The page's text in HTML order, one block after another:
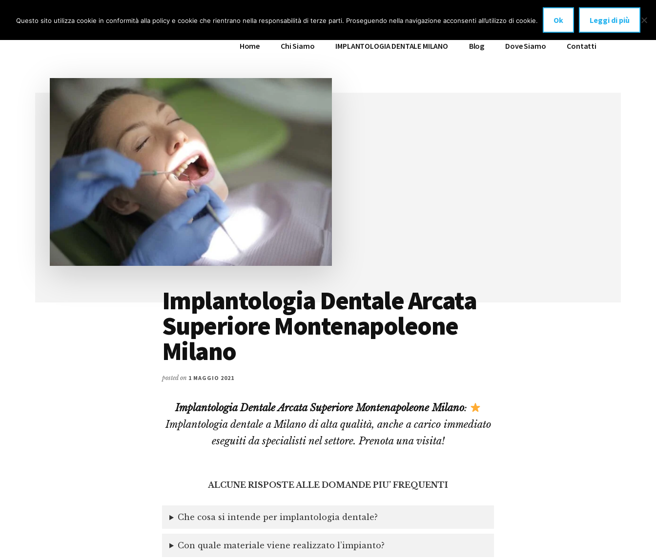
principale
menuIMPLANTOLOGIA DENTALE MILANO
carico
Home Chi Siamo IMPLANTOLOGIA DENTALE MILANO Blog Dove Siamo Contatti
Implantologia Dentale Arcata
Superiore Montenapoleone
Milano
posted on 1 MAGGIO 2021
Implantologia Dentale Arcata Superiore Montenapoleone Milano:
Implantologia dentale a Milano di alta qualità, anche a carico immediato
eseguiti da specialisti nel settore. Prenota una visita!
ALCUNE RISPOSTE ALLE DOMANDE PIU’ FREQUENTI
Che cosa si intende per implantologia dentale?
Con quale materiale viene realizzato l’impianto?
Questo sito utilizza cookie in conformità alla policy e cookie che rientrano nella responsabilità di terze parti. Proseguendo nella navigazione acconsenti all’utilizzo di cookie. Ok Leggi di più